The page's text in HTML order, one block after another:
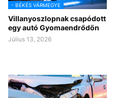
- BÉKÉS VÁRMEGYE
Villanyoszlopnak csapódott
egy autó Gyomaendrődön
Július 13, 2026